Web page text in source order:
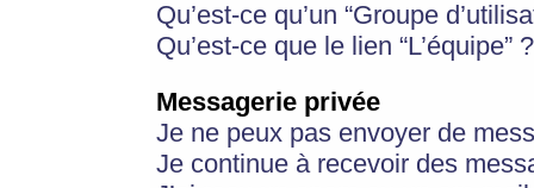
Qu’est-ce qu’un “Groupe
Qu’est-ce que le lien “L’équipe” ?
Messagerie privée
Je ne peux pas envoyer de
Je continue à recevoir des